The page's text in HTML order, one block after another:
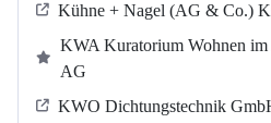
Kühne + Nagel (AG & Co.)
KWA Kuratorium Wohnen
AG
KWO Dichtungstechnik